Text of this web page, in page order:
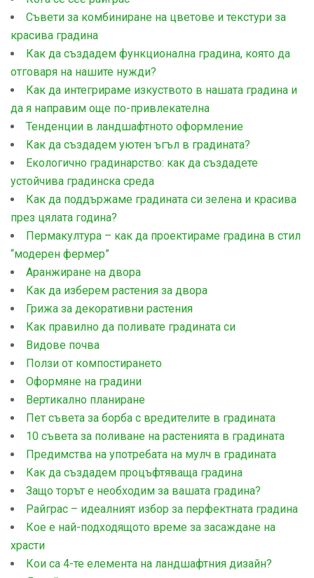
Съвети за комбиниране на цветове и текстури за
красива градина
Как да създадем функционална градина, която да
отговаря на нашите нужди?
Как да интегрираме изкуството в нашата градина и
да я направим още по-привлекателна
Тенденции в ландшафтното оформление
Как да създадем уютен ъгъл в градината?
Екологично градинарство: как да създадете
устойчива градинска среда
Как да поддържаме градината си зелена и красива
през цялата година?
Пермакултура – как да проектираме градина в стил
“модерен фермер”
Aранжиране на двора
Как да изберем растения за двора
Грижа за декоративни растения
Как правилно да поливате градината си
Видове почва
Ползи от компостирането
Оформяне на градини
Вертикално планиране
Пет съвета за борба с вредителите в градината
10 съвета за поливане на растенията в градината
Предимства на употребата на мулч в градината
Как да създадем процъфтяваща градина
Защо торът е необходим за вашата градина?
Райграс – идеалният избор за перфектната градина
Кое е най-подходящото време за засаждане на
храсти
Кои са 4-те елемента на ландшафтния дизайн?